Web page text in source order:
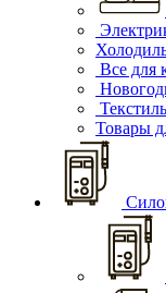
Все для
Текстиль
Товары